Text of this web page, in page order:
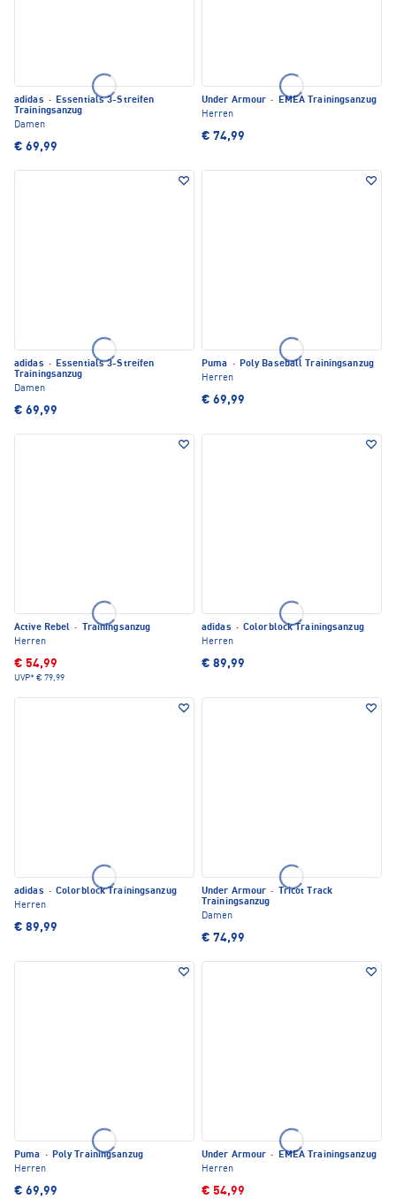
adidas · Essentials 3-Streifen
Trainingsanzug
Damen
€ 69,99
Under Armour ·
EMEA Trainingsanzug
Herren
€ 74,99
adidas · Essentials 3-Streifen
Trainingsanzug
Damen
€ 69,99
Puma · Poly Baseball Trainingsanzug
Herren
€ 69,99
Active Rebel ·
Trainingsanzug
Herren
€ 54,99
UVP* € 79,99
adidas · Colorblock Trainingsanzug
Herren
€ 89,99
adidas · Colorblock Trainingsanzug
Herren
€ 89,99
Under Armour ·
Tricot Track
Trainingsanzug
Damen
€ 74,99
Puma · Poly Trainingsanzug
Herren
€ 69,99
Under Armour ·
EMEA Trainingsanzug
Herren
€ 54,99